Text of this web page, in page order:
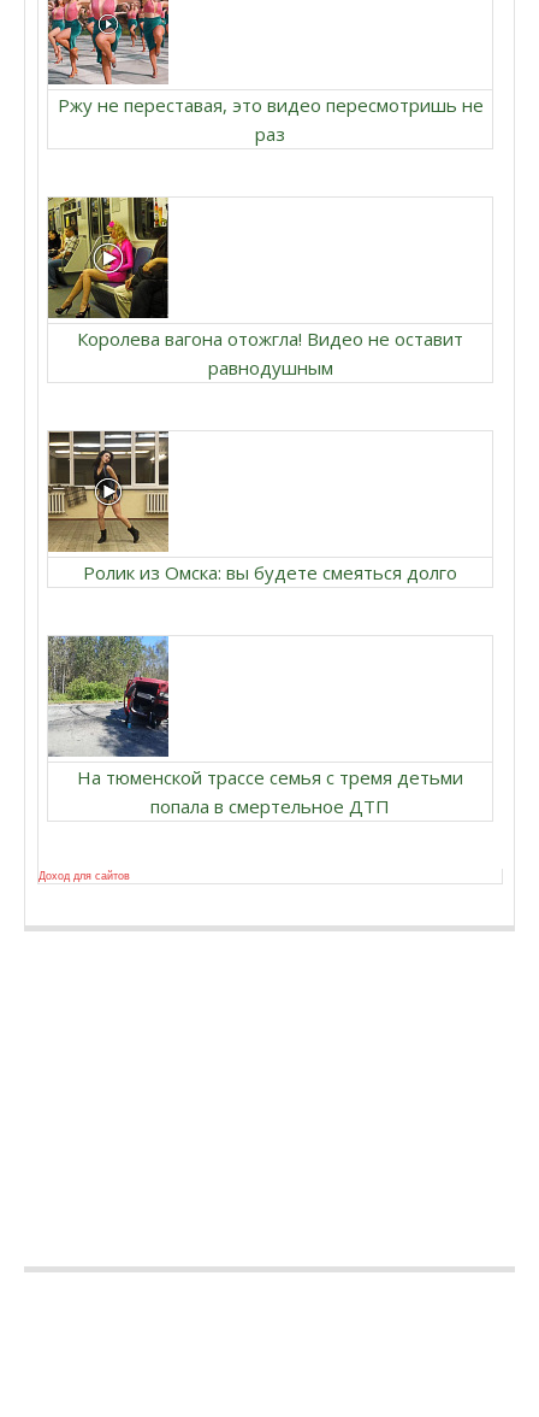
Ржу не переставая, это видео пересмотришь не
раз
Королева вагона отожгла! Видео не оставит
равнодушным
Ролик из Омска: вы будете смеяться долго
На тюменской трассе семья с тремя детьми
попала в смертельное ДТП
Доход для сайтов